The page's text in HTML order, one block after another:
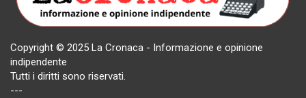
Copyright © 2025 La Cronaca - Informazione e opinione
indipendente
Tutti i diritti sono riservati.
---